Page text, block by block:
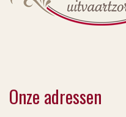
Onze adressen